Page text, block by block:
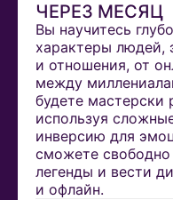
ЧЕРЕЗ МЕСЯЦ
Вы научитесь
характеры людей,
и отношения, от
между
будете мастерски
используя
инверсию для
сможете
легенды и вести
и офлайн.